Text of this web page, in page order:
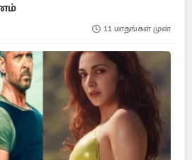
11 மாதங்கள் முன்